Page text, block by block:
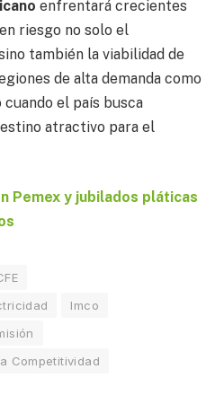
enfrentará crecientes
riesgo no solo el
también la viabilidad de
de alta demanda como
el país busca
atractivo para el
Pemex y jubilados pláticas
Imco
Competitividad